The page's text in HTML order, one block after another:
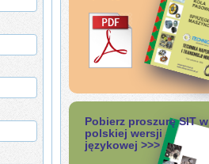
Pobierz proszurę SIT w
polskiej wersji
językowej >>>